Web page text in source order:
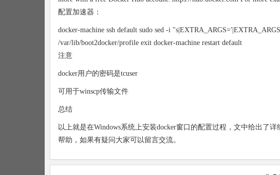
配置加速器：
docker-machine ssh default sudo sed -i
/var/lib/boot2docker/profile exit docker-machine restart default
注意
docker用户的密码是tcuser
可用于winscp传输文件
总结
以上就是在Windows系统上安装docker窗口的配置过程，文中给出了
帮助，如果有疑问大家可以留言交流。